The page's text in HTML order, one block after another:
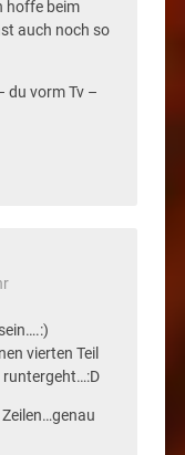
hoffe beim
auch noch so
du vorm Tv –
vierten Teil
runtergeht…:D